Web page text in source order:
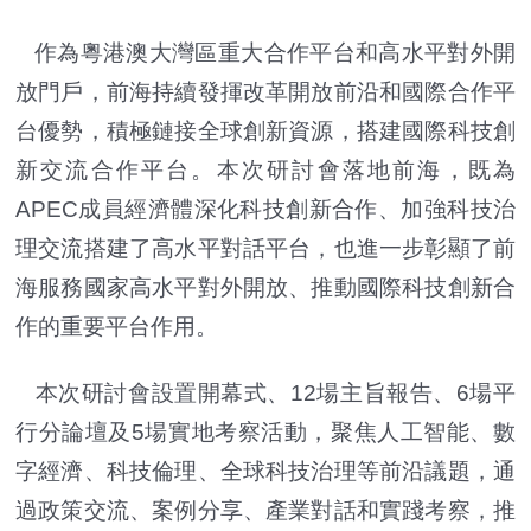
作為粵港澳大灣區重大合作平台和高水平對外開
放門戶，前海持續發揮改革開放前沿和國際合作平
台優勢，積極鏈接全球創新資源，搭建國際科技創
新交流合作平台。本次研討會落地前海，既為
APEC成員經濟體深化科技創新合作、加強科技治
理交流搭建了高水平對話平台，也進一步彰顯了前
海服務國家高水平對外開放、推動國際科技創新合
作的重要平台作用。
本次研討會設置開幕式、12場主旨報告、6場平
行分論壇及5場實地考察活動，聚焦人工智能、數
字經濟、科技倫理、全球科技治理等前沿議題，通
過政策交流、案例分享、產業對話和實踐考察，推